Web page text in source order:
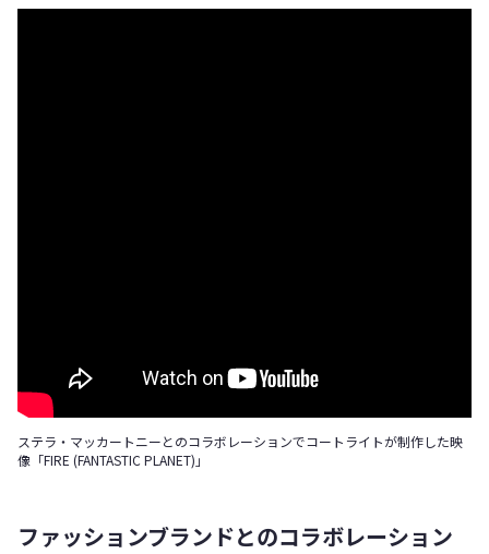
ステラ・マッカートニーとのコラボレーションでコートライトが制作した映
像「FIRE (FANTASTIC PLANET)」
ファッションブランドとのコラボレーション